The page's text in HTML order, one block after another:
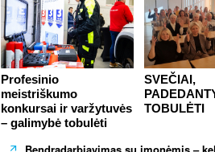
Profesinio
meistriškumo
konkursai ir varžytuvės
– galimybė tobulėti
SVEČIAI,
TOBULĖTI